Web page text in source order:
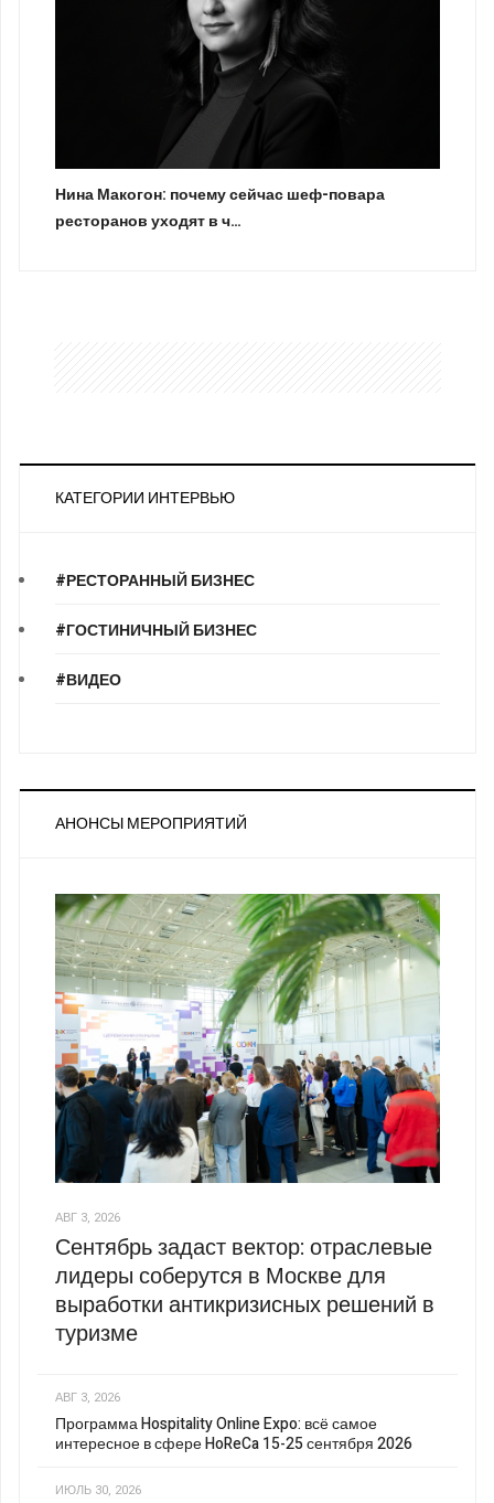
Нина Макогон: почему сейчас шеф-повара
ресторанов уходят в ч…
КАТЕГОРИИ ИНТЕРВЬЮ
#РЕСТОРАННЫЙ БИЗНЕС
#ГОСТИНИЧНЫЙ БИЗНЕС
#ВИДЕО
АНОНСЫ МЕРОПРИЯТИЙ
АВГ 3, 2026
Сентябрь задаст вектор: отраслевые
лидеры соберутся в Москве для
выработки антикризисных решений в
туризме
АВГ 3, 2026
Программа Hospitality Online Expo: всё самое
интересное в сфере HoReCa 15-25 сентября 2026
ИЮЛЬ 30, 2026